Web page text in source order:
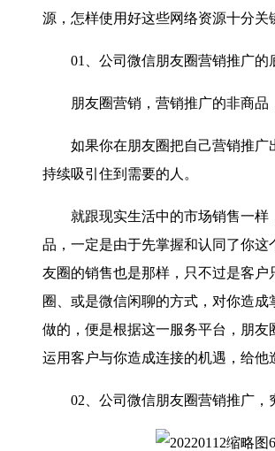
源，怎样使用好这些网络资源十分关
01、公司微信朋友圈营销推广的
朋友圈营销，营销推广的非商品
如果你在朋友圈把自己营销推广
持续吸引住到需要的人。
就跟现实生活中的市场销售一样
品，一定是由于先掌握和认同了你这
友圈的销售也是那样，只不过是客户
圈、或是微信闲聊的方式，对你造成
做的，便是根据这一服务平台，朋友
运用客户与你造成连接的机遇，给他
02、公司微信朋友圈营销推广，